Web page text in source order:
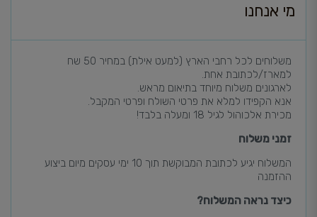
מי אנחנו
משלוחים לכל רחבי הארץ (למעט אילת) במחיר 50 שח
למארז/לכתובת אחת.
לארגונים משלוח מיוחד בתיאום מראש.
אנא הקפידו למלא את פרטי השולח ופרטי המקבל.
מכירת אלכוהול לגיל 18 ומעלה בלבד!
זמני משלוח
המשלוח יגיע לכתובת המבוקשת תוך 10 ימי עסקים מיום ביצוע
ההזמנה
כיצד נראה המשלוח?